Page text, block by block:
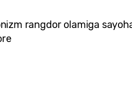
rangdor olamiga